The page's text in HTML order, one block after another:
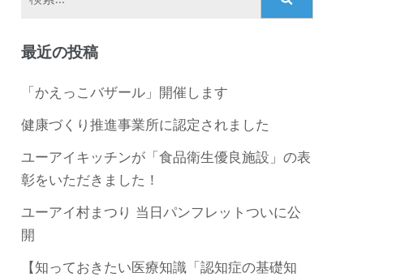
最近の投稿
「かえっこバザール」開催します
健康づくり推進事業所に認定されました
ユーアイキッチンが「食品衛生優良施設」の表
彰をいただきました！
ユーアイ村まつり 当日パンフレットついに公
開
【知っておきたい医療知識「認知症の基礎知